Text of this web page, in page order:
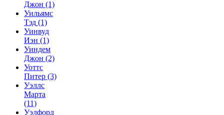
Джон (1)
Уильямс
Тэд (1)
Уинвуд
Иэн (1)
Уиндем
Джон (2)
Уоттс
Питер (3)
Уэллс
Марта
(11)
Уэлфорд